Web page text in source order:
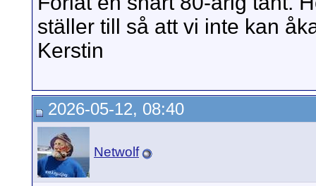
ställer till så att vi inte kan
Kerstin
2026-05-12, 08:40
Netwolf